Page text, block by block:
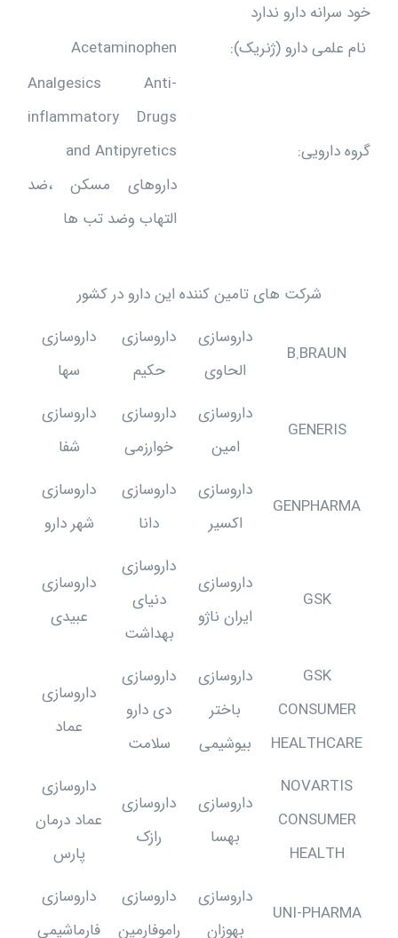
خود سرانه دارو ندارد
نام علمی دارو (ژنریک):
Acetaminophen
گروه دارویی:
Analgesics Anti-
inflammatory Drugs
and Antipyretics
داروهای مسکن ،ضد
التهاب وضد تب ها
شرکت های تامین کننده این دارو در کشور
B.BRAUN
داروسازی
الحاوی
داروسازی
حکیم
داروسازی
سها
GENERIS
داروسازی
امین
داروسازی
خوارزمی
داروسازی
شفا
GENPHARMA
داروسازی
اکسیر
داروسازی
دانا
داروسازی
شهر دارو
GSK
داروسازی
ایران ناژو
داروسازی
دنیای
بهداشت
داروسازی
عبیدی
GSK
CONSUMER
HEALTHCARE
داروسازی
باختر
بیوشیمی
داروسازی
دی دارو
سلامت
داروسازی
عماد
NOVARTIS
CONSUMER
HEALTH
داروسازی
بهسا
داروسازی
رازک
داروسازی
عماد درمان
پارس
UNI-PHARMA
داروسازی
بهوزان
داروسازی
راموفارمین
داروسازی
فارماشیمی